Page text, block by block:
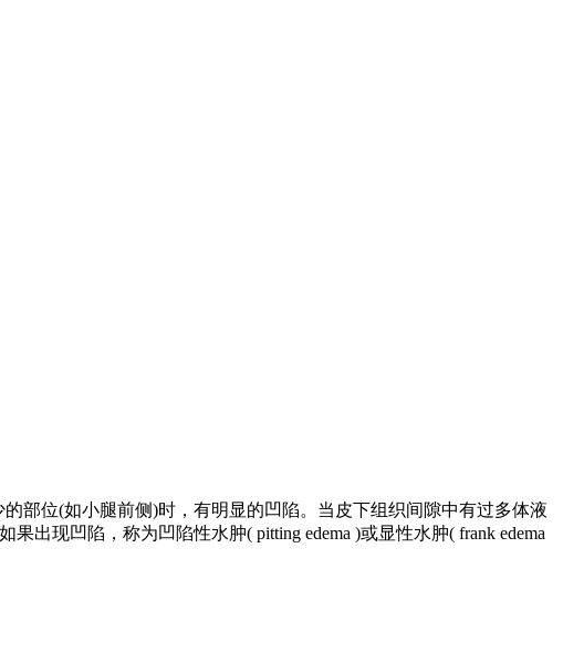
部位(如小腿前侧)时，有明显的凹陷。当皮下组织间隙中有过多体液
出现凹陷，称为凹陷性水肿( pitting edema )或显性水肿( frank edema